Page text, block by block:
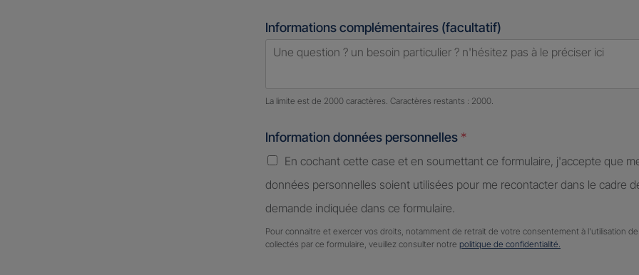
Informations complémentaires (facultatif)
Nombre de caractères restants : 2000 caractères restants
La limite est de 2000 caractères. Caractères restants : 2000.
Information données personnelles *
En cochant cette case et en soumettant ce formulaire, j'accepte que
données personnelles soient utilisées pour me recontacter dans le cadre
demande indiquée dans ce formulaire.
Pour connaitre et exercer vos droits, notamment de retrait de votre consentement à l'utilisation
collectés par ce formulaire, veuillez consulter notre politique de confidentialité.